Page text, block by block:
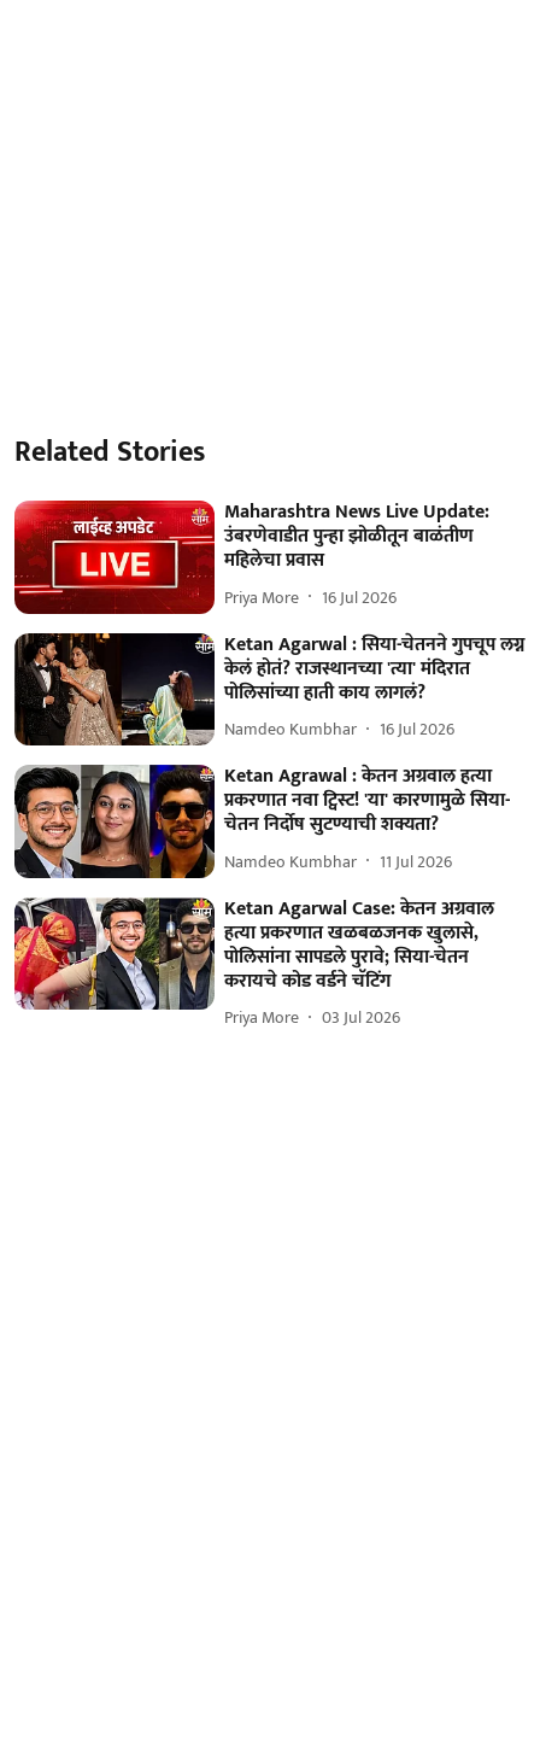
Related Stories
Maharashtra News Live Update:
उंबरणेवाडीत पुन्हा झोळीतून बाळंतीण
महिलेचा प्रवास
Priya More 16 Jul 2026
Ketan Agarwal : सिया-चेतनने गुपचूप लग्न
केलं होतं? राजस्थानच्या 'त्या' मंदिरात
पोलिसांच्या हाती काय लागलं?
Namdeo Kumbhar 16 Jul 2026
Ketan Agrawal : केतन अग्रवाल हत्या
प्रकरणात नवा ट्विस्ट! 'या' कारणामुळे सिया-
चेतन निर्दोष सुटण्याची शक्यता?
Namdeo Kumbhar 11 Jul 2026
Ketan Agarwal Case: केतन अग्रवाल
हत्या प्रकरणात खळबळजनक खुलासे,
पोलिसांना सापडले पुरावे; सिया-चेतन
करायचे कोड वर्डने चॅटिंग
Priya More 03 Jul 2026